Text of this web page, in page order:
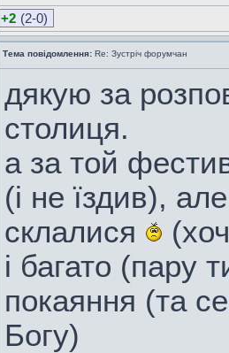
+2 (2-0)
Тема повідомлення: Re: Зустріч форумчан
дякую за
столиця.
а за той
(і не їздив),
склалися
і багато (пару
покаяння (та
Богу)